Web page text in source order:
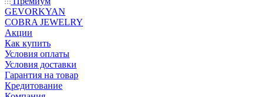
GEVORKYAN
COBRA JEWELRY
Акции
Как купить
Условия оплаты
Условия доставки
Гарантия на товар
Кредитование